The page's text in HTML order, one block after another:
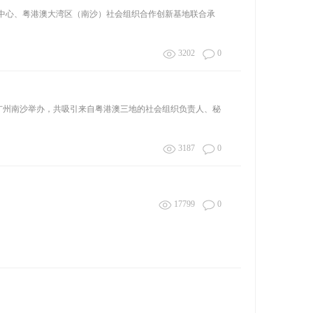
、粤港澳大湾区（南沙）社会组织合作创新基地联合承
3202 0
南沙举办，共吸引来自粤港澳三地的社会组织负责人、秘
3187 0
17799 0